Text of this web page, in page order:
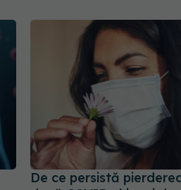
De ce persistă